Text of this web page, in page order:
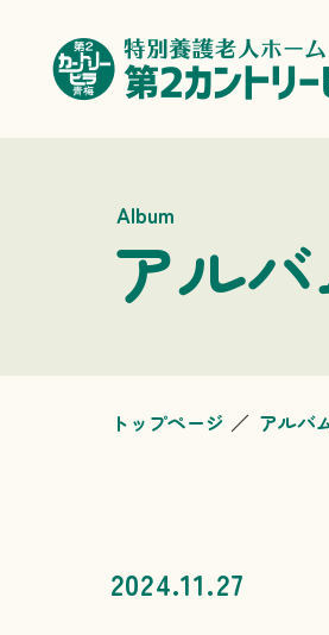
Album
アル
トップページ アルバ
2024.11.27